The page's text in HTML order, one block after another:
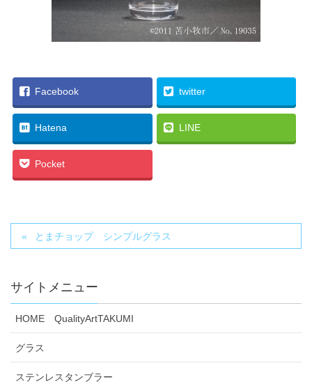
Facebook twitter
Hatena LINE
Pocket
とまチョップ シンプルグラス
サイトメニュー
HOME QualityArtTAKUMI
グラス
ステンレスタンブラー